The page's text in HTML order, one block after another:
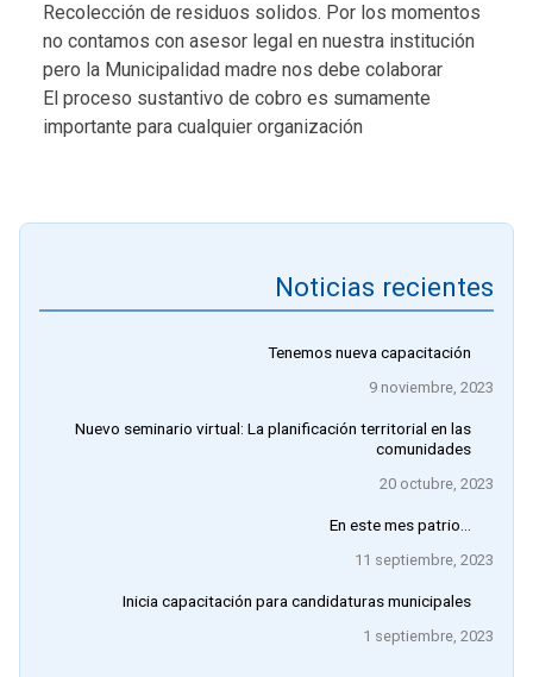
Recolección de residuos solidos. Por los momentos
no contamos con asesor legal en nuestra institución
pero la Municipalidad madre nos debe colaborar
El proceso sustantivo de cobro es sumamente
importante para cualquier organización
Noticias recientes
Tenemos nueva capacitación
9 noviembre, 2023
Nuevo seminario virtual: La planificación territorial en las
comunidades
20 octubre, 2023
En este mes patrio…
11 septiembre, 2023
Inicia capacitación para candidaturas municipales
1 septiembre, 2023